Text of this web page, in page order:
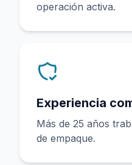
operación activa.
Experiencia
Más de 25 años
de empaque.